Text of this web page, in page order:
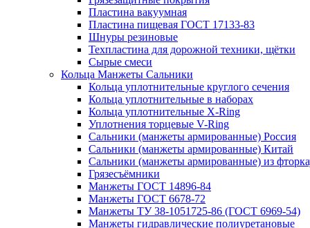
Пластина вакуумная
Пластина пищевая ГОСТ 17133-83
Шнуры резиновые
Техпластина для дорожной техники, щётки
Сырые смеси
Кольца Манжеты Сальники
Кольца уплотнительные круглого сечения
Кольца уплотнительные в наборах
Кольца уплотнительные Х-Ring
Уплотнения торцевые V-Ring
Сальники (манжеты армированные) Россия
Сальники (манжеты армированные) Китай
Сальники (манжеты армированные) из
Грязесъёмники
Манжеты ГОСТ 14896-84
Манжеты ГОСТ 6678-72
Манжеты ТУ 38-1051725-86 (ГОСТ 6969-54)
Манжеты гидравлические полиуретановые